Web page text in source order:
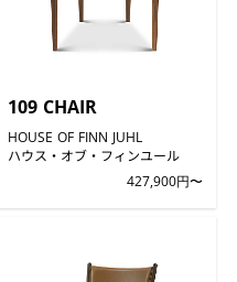
109 CHAIR
HOUSE OF FINN JUHL
ハウス・オブ・フィンユール
427,900円〜